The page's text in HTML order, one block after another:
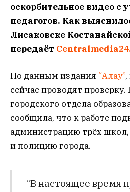
оскорбительное видео с
педагогов. Как
Лисаковске
передаёт
По данным издания “Алау”
сейчас проводят проверку.
городского отдела
сообщила, что к работе
администрацию трёх школ,
и полицию города.
“В настоящее время